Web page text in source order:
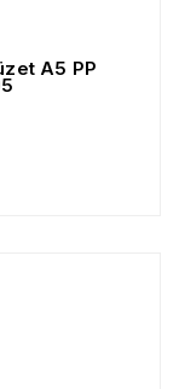
A5 PP